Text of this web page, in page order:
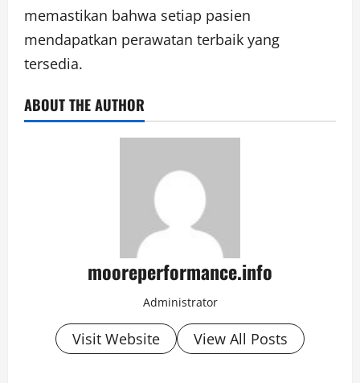
memastikan bahwa setiap pasien
mendapatkan perawatan terbaik yang
tersedia.
ABOUT THE AUTHOR
mooreperformance.info
Administrator
Visit Website View All Posts